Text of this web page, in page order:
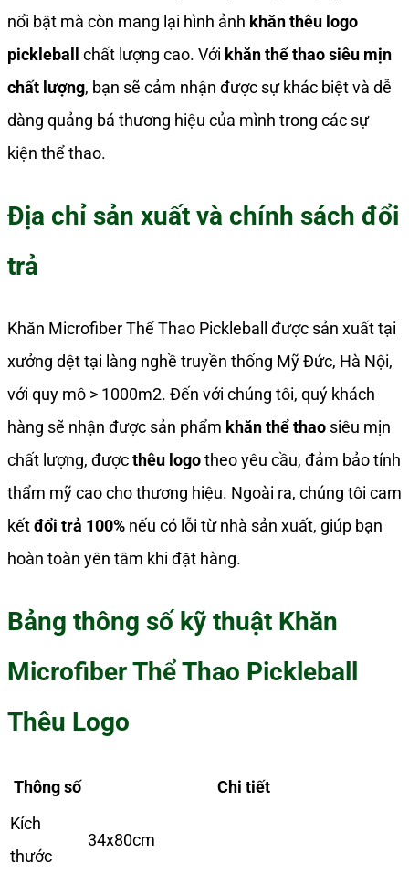
nổi bật mà còn mang lại hình ảnh khăn thêu logo
pickleball
chất lượng cao. Với khăn thể thao siêu mịn
chất lượng, bạn sẽ cảm nhận được sự khác biệt và dễ
dàng quảng bá thương hiệu của mình trong các sự
kiện thể thao.
Địa chỉ sản xuất và chính sách đổi
trả
Khăn Microfiber Thể Thao Pickleball được sản xuất tại
xưởng dệt tại làng nghề truyền thống Mỹ Đức, Hà Nội,
với quy mô > 1000m2. Đến với chúng tôi, quý khách
hàng sẽ nhận được sản phẩm khăn thể thao siêu mịn
chất lượng, đượcthêu logotheo yêu cầu, đảm bảo tính
thẩm mỹ cao cho thương hiệu. Ngoài ra, chúng tôi cam
kếtđổi trả 100% nếu có lỗi từ nhà sản xuất, giúp bạn
hoàn toàn yên tâm khi đặt hàng.
Bảng thông số kỹ thuật Khăn
Microfiber Thể Thao Pickleball
Thêu Logo
Thông số
Chi tiết
Kích
thước
34x80cm